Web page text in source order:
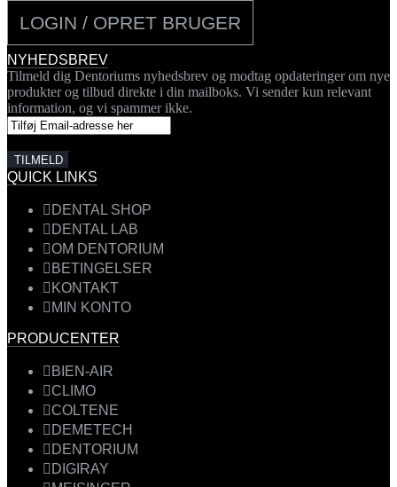
LOGIN / OPRET BRUGER
NYHEDSBREV
Tilmeld dig Dentoriums nyhedsbrev og modtag opdateringer om nye
produkter og tilbud direkte i din mailboks. Vi sender kun relevant
information, og vi spammer ikke.
QUICK LINKS
DENTAL SHOP
DENTAL LAB
OM DENTORIUM
BETINGELSER
KONTAKT
MIN KONTO
PRODUCENTER
BIEN-AIR
CLIMO
COLTENE
DEMETECH
DENTORIUM
DIGIRAY